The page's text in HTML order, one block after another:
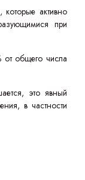
активно
при
общего числа
это явный
в частности